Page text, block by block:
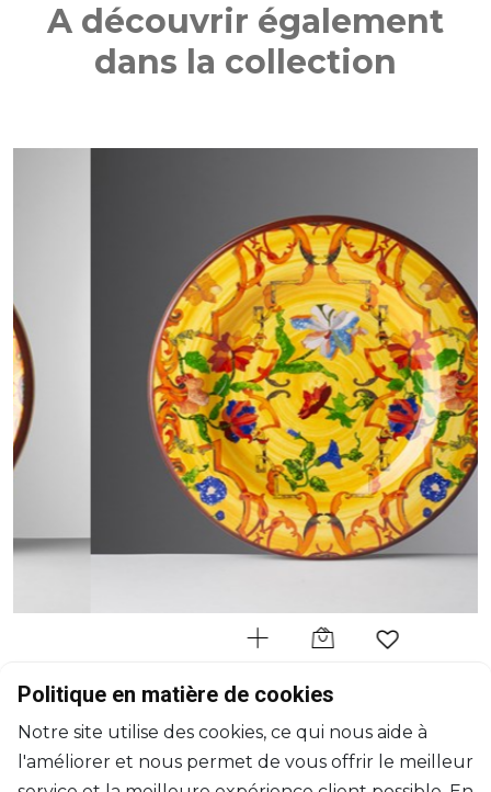
A découvrir également
dans la collection
MARIO LUCA GIUSTI
Assiette à fruit jaune
D: 23cm
Politique en matière de cookies
Notre site utilise des cookies, ce qui nous aide à
l'améliorer et nous permet de vous offrir le meilleur